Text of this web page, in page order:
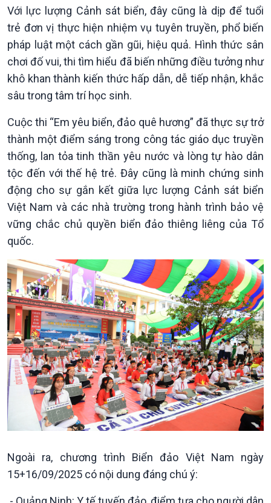
Tin Chính trị
Chính phủ với người dân
Quốc hội với cử tri
Xây dựng đảng
Đảng trong cuộc sống
Nhận diện sự thật
Pháp luật và đời sống
Tin thế giới
Vấn đề quốc tế
Hồ sơ sự kiện quốc tế
Thế giới & Việt Nam
Biên cương - Một dải vững
bền
Kinh tế
Tin Kinh tế
Trước giờ mở cửa
Dòng chảy Kinh tế
Sức sống hàng Việt
Khởi nghiệp
Tuyên chiến với gian lận
thương mại
Nông nghiệp & Biển đảo
Tin Nông nghiệp & Biển
đảo
Biển đảo Việt Nam
Tâm tình biên giới và hải
đảo
Tìm hiểu biển, đảo Việt
Nam
Xã hội
360 độ Sức khỏe
Chuyển đổi Xanh
Tài nguyên và Môi trường
Chuyên gia của bạn
Khoa học & Công nghệ
Kết nối công nghệ
Sống chung với biến đổi
khí hậu
Với lực lượng Cảnh sát biển, đây cũng là dịp để tuổi
trẻ đơn vị thực hiện nhiệm vụ tuyên truyền, phổ biến
pháp luật một cách gần gũi, hiệu quả. Hình thức sân
chơi đố vui, thi tìm hiểu đã biến những điều tưởng như
khô khan thành kiến thức hấp dẫn, dễ tiếp nhận, khắc
sâu trong tâm trí học sinh.
Cuộc thi “Em yêu biển, đảo quê hương” đã thực sự trở
thành một điểm sáng trong công tác giáo dục truyền
thống, lan tỏa tinh thần yêu nước và lòng tự hào dân
tộc đến với thế hệ trẻ. Đây cũng là minh chứng sinh
động cho sự gắn kết giữa lực lượng Cảnh sát biển
Việt Nam và các nhà trường trong hành trình bảo vệ
vững chắc chủ quyền biển đảo thiêng liêng của Tổ
quốc.
Ngoài ra, chương trình Biển đảo Việt Nam ngày
15+16/09/2025 có nội dung đáng chú ý: